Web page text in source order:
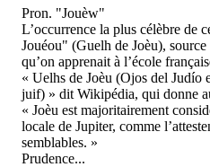
Pron. "Jouèw"
L’occurrence la plus célèbre de
Jouéou" (Guelh de Joèu),
qu’on apprenait à l’école
« Uelhs de Joèu (Ojos del Judío
juif) » dit Wikipédia, qui donne
« Joèu est majoritairement
locale de Jupiter, comme
semblables. »
Prudence...